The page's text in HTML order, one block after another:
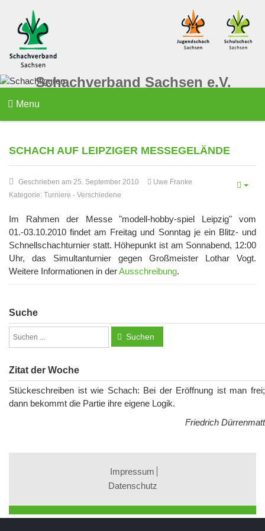
Schachverband Sachsen e.V.
Menu
SCHACH AUF LEIPZIGER MESSEGELÄNDE
Geschrieben am 25. September 2010
Uwe Franke
Kategorie: Turniere - Verschiedene
Im Rahmen der Messe "modell-hobby-spiel Leipzig" vom
01.-03.10.2010 findet am Freitag und Sonntag je ein Blitz- und
Schnellschachturnier statt. Höhepunkt ist am Sonnabend, 12:00
Uhr, das Simultanturnier gegen Großmeister Lothar Vogt.
Weitere Informationen in derAusschreibung.
Suche
Suchen
Zitat der Woche
Stückeschreiben ist wie Schach: Bei der Eröffnung ist man frei;
dann bekommt die Partie ihre eigene Logik.
Friedrich Dürrenmatt
Impressum
Datenschutz